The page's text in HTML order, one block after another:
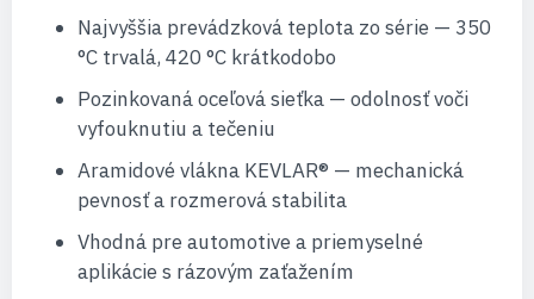
Najvyššia prevádzková teplota zo série — 350
°C trvalá, 420 °C krátkodobo
Pozinkovaná oceľová sieťka — odolnosť voči
vyfouknutiu a tečeniu
Aramidové vlákna KEVLAR® — mechanická
pevnosť a rozmerová stabilita
Vhodná pre automotive a priemyselné
aplikácie s rázovým zaťažením